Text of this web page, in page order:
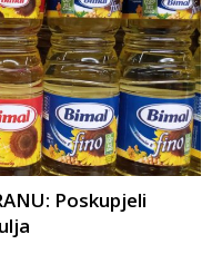
Poskupjeli